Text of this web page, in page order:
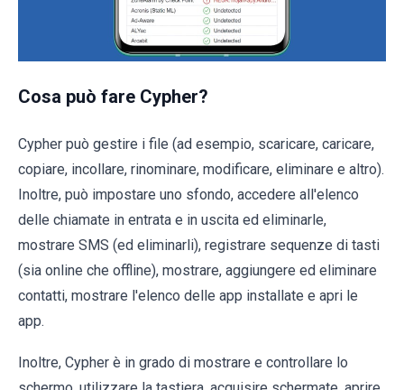
Cosa può fare Cypher?
Cypher può gestire i file (ad esempio, scaricare, caricare,
copiare, incollare, rinominare, modificare, eliminare e altro).
Inoltre, può impostare uno sfondo, accedere all'elenco
delle chiamate in entrata e in uscita ed eliminarle,
mostrare SMS (ed eliminarli), registrare sequenze di tasti
(sia online che offline), mostrare, aggiungere ed eliminare
contatti, mostrare l'elenco delle app installate e apri le
app.
Inoltre, Cypher è in grado di mostrare e controllare lo